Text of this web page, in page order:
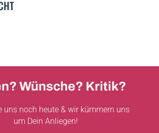
Wünsche? Kritik?
uns noch heute & wir kümmern uns
um Dein Anliegen!